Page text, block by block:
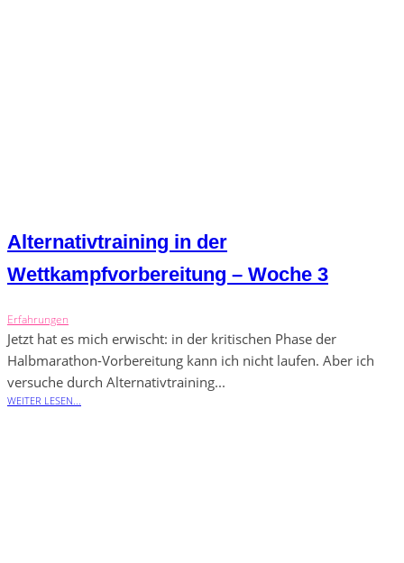
Alternativtraining in der
Wettkampfvorbereitung – Woche 3
Erfahrungen
Jetzt hat es mich erwischt: in der kritischen Phase der
Halbmarathon-Vorbereitung kann ich nicht laufen. Aber ich
versuche durch Alternativtraining...
WEITER LESEN...